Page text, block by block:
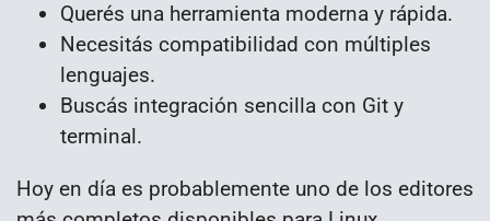
Querés una herramienta moderna y rápida.
Necesitás compatibilidad con múltiples
lenguajes.
Buscás integración sencilla con Git y
terminal.
Hoy en día es probablemente uno de los editores